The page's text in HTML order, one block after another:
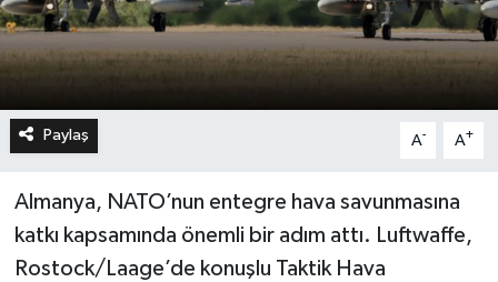
Paylaş A- A+
Almanya, NATO’nun entegre hava savunmasına
katkı kapsamında önemli bir adım attı. Luftwaffe,
Rostock/Laage’de konuşlu Taktik Hava